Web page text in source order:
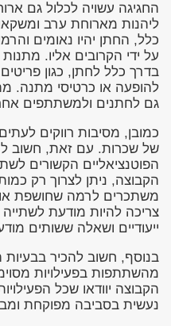
החגיגה עשויה לכלול גם
ליהנות מארוחת ערב
כלל, החתן יהיו נאומים
על ידי הקרובים אליו.
בדרך כלל לחתן, כגון
להופעה או כרטיסי מתנה.
גם לחתנים ולמשתתפים
כמובן, מסיבות רווקים
של שכרות. עם זאת, חשוב
הפוטנציאליים הקשורים
הקבוצה, ניתן לצרוך רק
משתכרים לרמה שחושפת
צריכה להיות מודעת לשתייה
ייעודיים ושאלה ששותים
בנוסף, חשוב להכיר בבעיות
מהשתתפות בפעילויות
הקבוצה יוודאו שכל
נעשית בסביבה מפוקחת